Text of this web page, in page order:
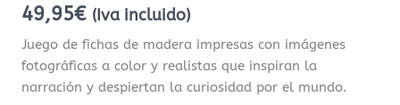
49,95€ (Iva incluido)
Juego de fichas de madera impresas con imágenes
fotográficas a color y realistas que inspiran la
narración y despiertan la curiosidad por el mundo.